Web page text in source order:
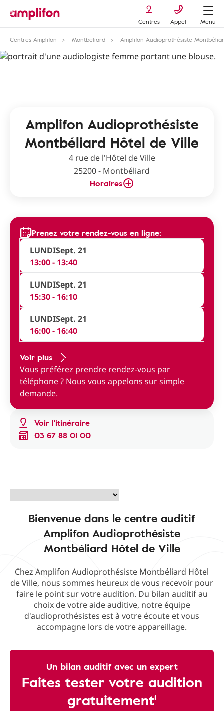
Centres Appel
Menu
Centres Amplifon
Montbeliard Amplifon Audioprothésiste
Amplifon Audioprothésiste
Montbéliard Hôtel de Ville
4 rue de l'Hôtel de Ville
25200 - Montbéliard
Horaires
Voir l'itinéraire
03 67 88 01 00
Prenez votre rendez-vous en ligne:
LUNDISept. 21
13:00 - 13:40
LUNDISept. 21
15:30 - 16:10
LUNDISept. 21
16:00 - 16:40
Voir plus
Vous préférez prendre rendez-vous par
téléphone ? Nous vous appelons sur simple
demande.
Bienvenue dans le centre auditif
Amplifon Audioprothésiste
Montbéliard Hôtel de Ville
Chez Amplifon Audioprothésiste Montbéliard Hôtel
de Ville, nous sommes heureux de vous recevoir pour
faire le point sur votre audition. Du bilan auditif au
choix de votre aide auditive, notre équipe
d'audioprothésistes est à votre écoute et vous
accompagne lors de votre appareillage.
Un bilan auditif avec un expert
Faites tester votre audition
gratuitement¹